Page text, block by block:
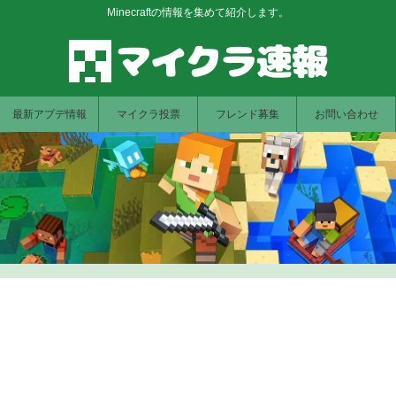
Minecraftの情報を集めて紹介します。
最新アプデ情報 マイクラ投票 フレンド募集 お問い合わせ